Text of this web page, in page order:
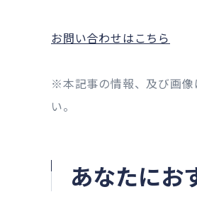
お問い合わせはこちら
※本記事の情報、及び画像
い。
あなたにお